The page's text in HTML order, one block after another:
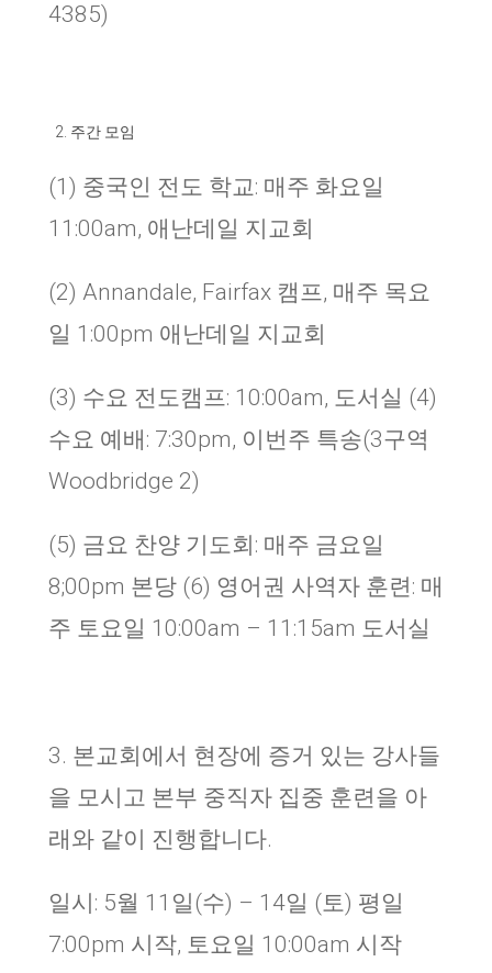
4385)
주간 모임
(1) 중국인 전도 학교: 매주 화요일
11:00am, 애난데일 지교회
(2) Annandale, Fairfax 캠프, 매주 목요
일 1:00pm 애난데일 지교회
(3) 수요 전도캠프: 10:00am, 도서실 (4)
수요 예배: 7:30pm, 이번주 특송(3구역
Woodbridge 2)
(5) 금요 찬양 기도회: 매주 금요일
8;00pm 본당 (6) 영어권 사역자 훈련: 매
주 토요일 10:00am – 11:15am 도서실
3. 본교회에서 현장에 증거 있는 강사들
을 모시고 본부 중직자 집중 훈련을 아
래와 같이 진행합니다.
일시: 5월 11일(수) – 14일 (토) 평일
7:00pm 시작, 토요일 10:00am 시작